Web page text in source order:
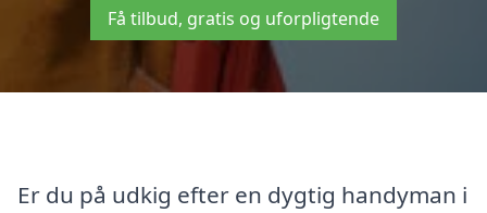
Få tilbud, gratis og uforpligtende
Er du på udkig efter en dygtig handyman i